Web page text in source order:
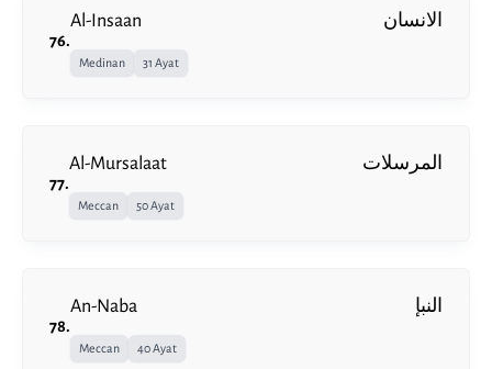
76.
Al-Insaan الانسان
Medinan 31 Ayat
77.
Al-Mursalaat المرسلات
Meccan 50 Ayat
78.
An-Naba النبإ
Meccan 40 Ayat